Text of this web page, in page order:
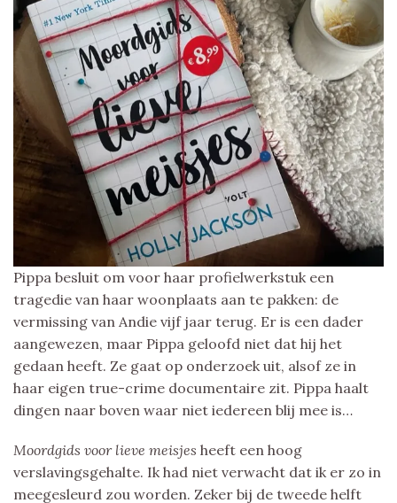
Pippa besluit om voor haar profielwerkstuk een
tragedie van haar woonplaats aan te pakken: de
vermissing van Andie vijf jaar terug. Er is een dader
aangewezen, maar Pippa geloofd niet dat hij het
gedaan heeft. Ze gaat op onderzoek uit, alsof ze in
haar eigen true-crime documentaire zit. Pippa haalt
dingen naar boven waar niet iedereen blij mee is…
Moordgids voor lieve meisjes heeft een hoog
verslavingsgehalte. Ik had niet verwacht dat ik er zo in
meegesleurd zou worden. Zeker bij de tweede helft